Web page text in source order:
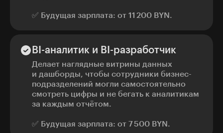
✅ Будущая зарплата: от 11 200 BYN.
BI-аналитик и BI-разработчик
Делает наглядные витрины данных
и дашборды, чтобы сотрудники бизнес-
подразделений могли самостоятельно
смотреть цифры и не бегать к аналитикам
за каждым отчётом.
✅ Будущая зарплата: от 7 500 BYN.